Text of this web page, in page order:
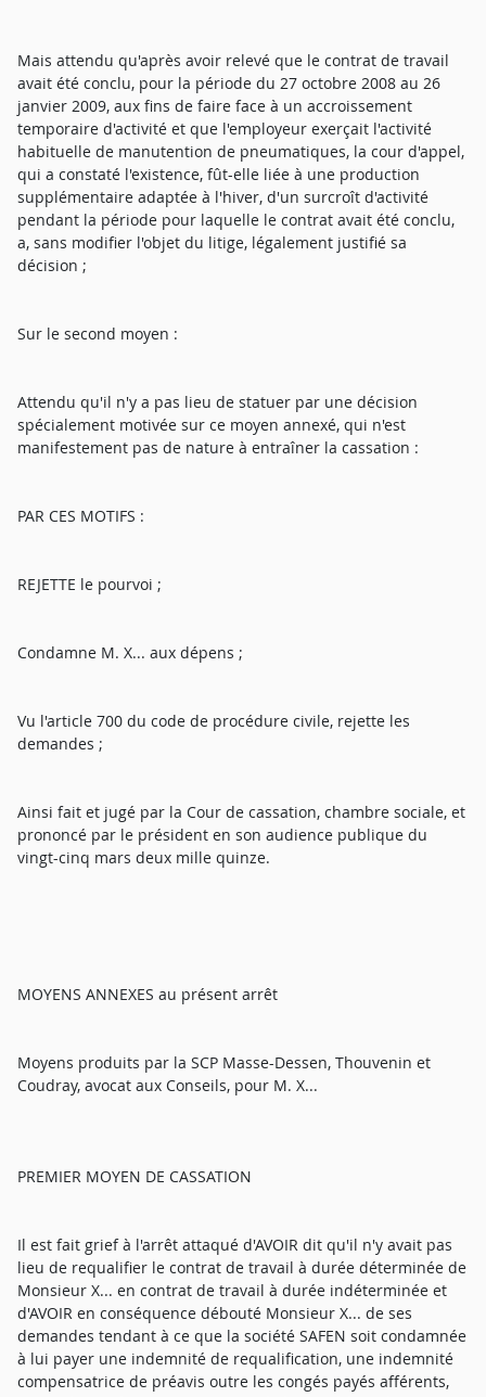
Mais attendu qu'après avoir relevé que le contrat de travail
avait été conclu, pour la période du 27 octobre 2008 au 26
janvier 2009, aux fins de faire face à un accroissement
temporaire d'activité et que l'employeur exerçait l'activité
habituelle de manutention de pneumatiques, la cour d'appel,
qui a constaté l'existence, fût-elle liée à une production
supplémentaire adaptée à l'hiver, d'un surcroît d'activité
pendant la période pour laquelle le contrat avait été conclu,
a, sans modifier l'objet du litige, légalement justifié sa
décision ;
Sur le second moyen :
Attendu qu'il n'y a pas lieu de statuer par une décision
spécialement motivée sur ce moyen annexé, qui n'est
manifestement pas de nature à entraîner la cassation :
PAR CES MOTIFS :
REJETTE le pourvoi ;
Condamne M. X... aux dépens ;
Vu l'article 700 du code de procédure civile, rejette les
demandes ;
Ainsi fait et jugé par la Cour de cassation, chambre sociale, et
prononcé par le président en son audience publique du
vingt-cinq mars deux mille quinze.
MOYENS ANNEXES au présent arrêt
Moyens produits par la SCP Masse-Dessen, Thouvenin et
Coudray, avocat aux Conseils, pour M. X...
PREMIER MOYEN DE CASSATION
Il est fait grief à l'arrêt attaqué d'AVOIR dit qu'il n'y avait pas
lieu de requalifier le contrat de travail à durée déterminée de
Monsieur X... en contrat de travail à durée indéterminée et
d'AVOIR en conséquence débouté Monsieur X... de ses
demandes tendant à ce que la société SAFEN soit condamnée
à lui payer une indemnité de requalification, une indemnité
compensatrice de préavis outre les congés payés afférents,